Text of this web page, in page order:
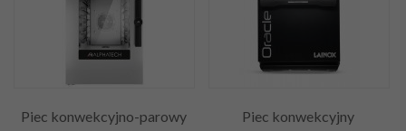
Piec konwekcyjno-parowy
Piec konwekcyjny